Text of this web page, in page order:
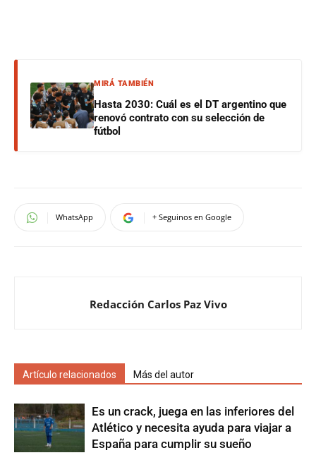
MIRÁ TAMBIÉN
Hasta 2030: Cuál es el DT argentino que
renovó contrato con su selección de
fútbol
WhatsApp + Seguinos en Google
Redacción Carlos Paz Vivo
Artículo relacionados Más del autor
Es un crack, juega en las inferiores del
Atlético y necesita ayuda para viajar a
España para cumplir su sueño